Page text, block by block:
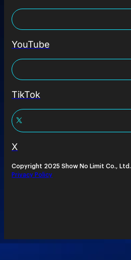
YouTube
TikTok
X
Copyright 2025 Show No Limit Co., Ltd.
Privacy Policy